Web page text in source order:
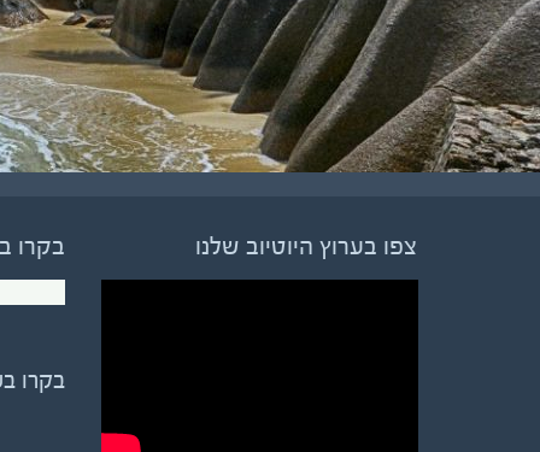
צפו בערוץ היוטיוב שלנו בקרו
בקרו